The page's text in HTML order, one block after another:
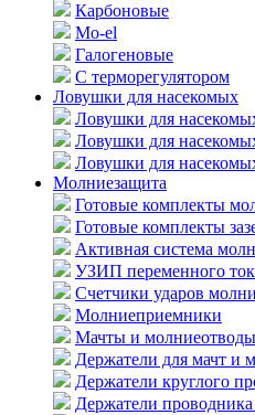
Карбоновые
Mo-el
Галогеновые
С терморегулятором
Ловушки для насекомых
Ловушки для
Ловушки для
Ловушки для
Молниезащита
Готовые комплекты
Готовые комплекты
Активная система
УЗИП переменного
Счетчики ударов
Молниеприемники
Мачты и молниеотводы
Держатели для мачт и
Держатели круглого
Держатели